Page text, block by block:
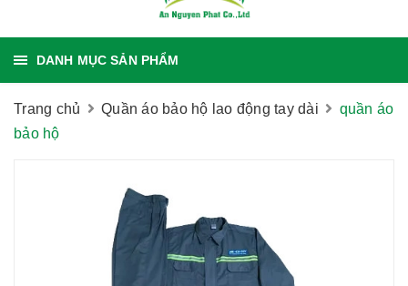
DANH MỤC SẢN PHẨM
Trang chủ Quần áo bảo hộ lao động tay dài
quần áo
bảo hộ